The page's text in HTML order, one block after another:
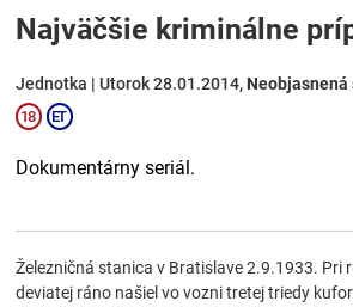
Najväčšie kriminálne
Jednotka | Utorok 28.01.2014,
Dokumentárny seriál.
Železničná stanica v Bratislave 2.9.1933.
deviatej ráno našiel vo vozni tretej triedy